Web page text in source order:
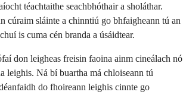
téachtaithe seachbhóthair a sholáthar.
cúraim sláinte a chinntiú go bhfaigheann tú an
is cuma cén branda a úsáidtear.
don leigheas freisin faoina ainm cineálach nó
leighis. Ná bí buartha má chloiseann tú
do fhoireann leighis cinnte go